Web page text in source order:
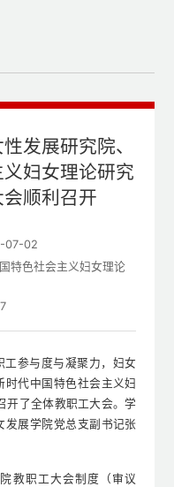
发展研究院、
妇女理论研究
顺利召开
07-02
特色社会主义妇女理论
参与度与凝聚力，妇女
时代中国特色社会主义妇
了全体教职工大会。学
发展学院党总支副书记张
教职工大会制度（审议